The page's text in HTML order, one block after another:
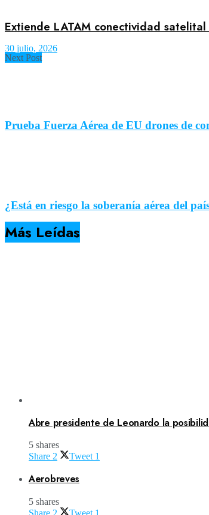
Extiende LATAM conectividad
30 julio, 2026
Next Post
Prueba Fuerza Aérea de EU drones de
¿Está en riesgo la soberanía aérea del
Más Leídas
Abre presidente de Leonardo la
5 shares
Share 2 Tweet 1
Aerobreves
5 shares
Share 2 Tweet 1